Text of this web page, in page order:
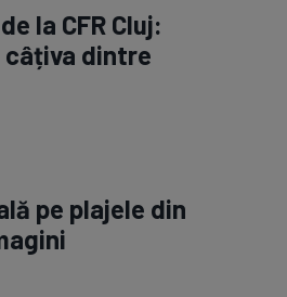
la CFR Cluj:
câțiva dintre
pe plajele din